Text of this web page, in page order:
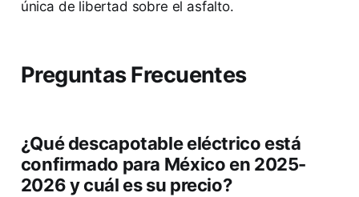
única de libertad sobre el asfalto.
Preguntas Frecuentes
¿Qué descapotable eléctrico está
confirmado para México en 2025-
2026 y cuál es su precio?